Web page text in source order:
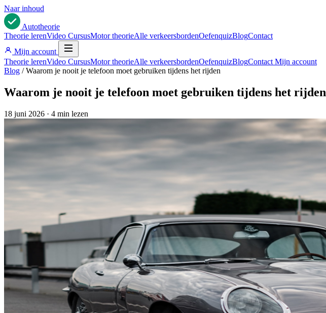
Naar inhoud
Autotheorie
Theorie lerenVideo CursusMotor theorieAlle verkeersbordenOefenquizBlogContact
Mijn account
Theorie lerenVideo CursusMotor theorieAlle verkeersbordenOefenquizBlogContact Mijn account
Blog / Waarom je nooit je telefoon moet gebruiken tijdens het rijden
Waarom je nooit je telefoon moet gebruiken tijdens het rijden
18 juni 2026 · 4 min lezen